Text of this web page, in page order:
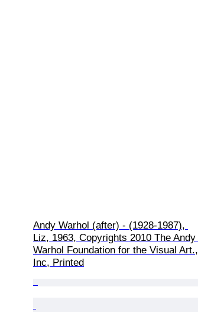
Andy Warhol (after) - (1928-1987),
Liz, 1963, Copyrights 2010 The Andy
Warhol Foundation for the Visual Art.,
Inc, Printed